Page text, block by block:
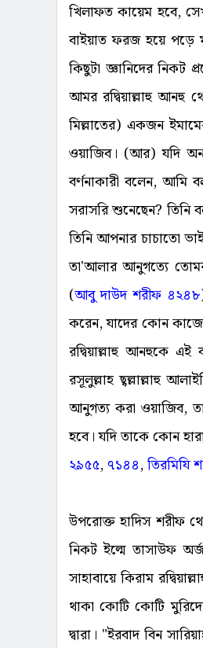
খিলাফত কায়েম হবে,
বাইয়াত ফরজ হয়ে পড়ে
কিছুটা জ্ঞানিদের নিকট
আমর রদ্বিয়াল্লাহু আনহু
মিল্লাতের) একজন
ওয়াজিব। (আর) যদি
বর্ণনাকারী বলেন, আমি
সরাসরি শুনেছেন? তিনি
তিনি আপনার চাচাতো
তা'আলার আনুগত্যে
(আবু দাউদ শরীফ ৪২৪৮
করেন, যাদের কোন
রদ্বিয়াল্লাহু আনহুকে
রসূলুল্লাহ ছ্বল্লাল্লাহু
আনুগত্য করা ওয়াজিব,
হবে। যদি তাকে কোন
২৯৫৫,৭১৪৪,তিরমিযি
উপরোক্ত হাদিস শরীফ
নিকট ইল্মে তাসাউফ
সাহাবায়ে কিরাম
থাকা কোটি কোটি
দ্বারা। "ইরবাদ বিন